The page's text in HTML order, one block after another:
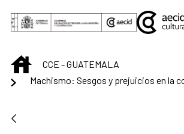
Saltar al contenido principal
INICIOCCE - GUATEMALA